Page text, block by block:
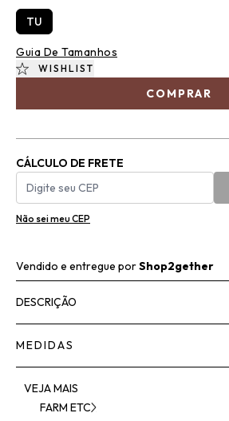
TU
COMPRAR
WISHLIST
Guia De Tamanhos
CÁLCULO DE FRETE
Não sei meu CEP
Vendido e entregue porShop2gether
DESCRIÇÃO
MEDIDAS
VEJA MAIS
FARM ETC